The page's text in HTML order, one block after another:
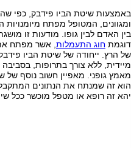
באמצעות שיטת הביו פידבק, כפי
ומגוונים, המטופל מפתח
בין האדם לבין גופו. מודעות זו
דוגמת חוג התעמלות , אשר מפתח
של הרץ. ייחודה של שיטת הביו
מיידית, ללא צורך בתרופות,
מאמץ גופני. מאפיין חשוב נוסף
הוא זה שמנתח את הנתונים
יהא זה רופא או מטפל מוכשר ככל